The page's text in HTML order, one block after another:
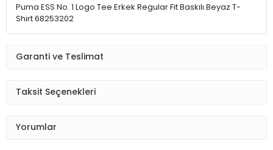
Puma ESS No. 1 Logo Tee Erkek Regular Fit Baskılı Beyaz T-
Shirt 68253202
Garanti ve Teslimat
Taksit Seçenekleri
Yorumlar